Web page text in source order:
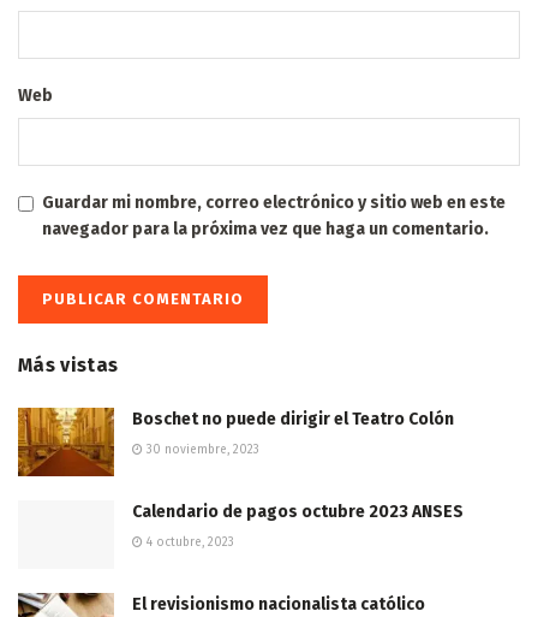
Web
Guardar mi nombre, correo electrónico y sitio web en este
navegador para la próxima vez que haga un comentario.
Más vistas
Boschet no puede dirigir el Teatro Colón
30 noviembre, 2023
Calendario de pagos octubre 2023 ANSES
4 octubre, 2023
El revisionismo nacionalista católico